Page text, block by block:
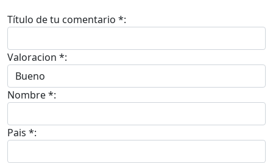
Título de tu comentario *:
Valoracion *:
Nombre *:
Pais *: